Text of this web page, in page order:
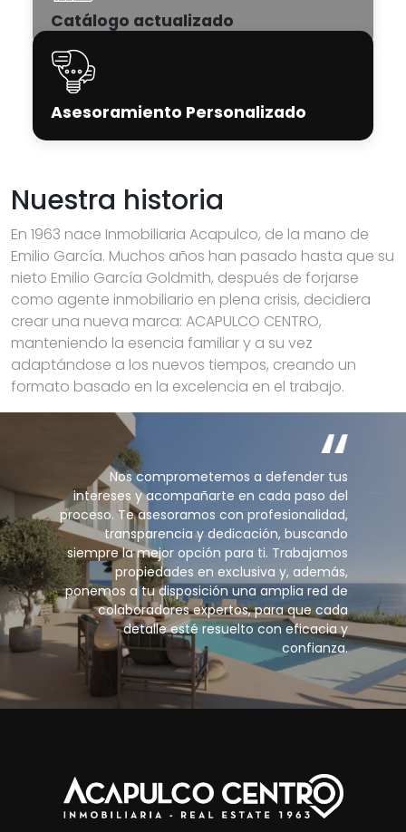
Catálogo actualizado
Asesoramiento Personalizado
Nuestra historia
En 1963 nace Inmobiliaria Acapulco, de la mano de
Emilio García. Muchos años han pasado hasta que su
nieto Emilio García Goldmith, después de forjarse
como agente inmobiliario en plena crisis, decidiera
crear una nueva marca: ACAPULCO CENTRO,
manteniendo la esencia familiar y a su vez
adaptándose a los nuevos tiempos, creando un
formato basado en la excelencia en el trabajo.
Nos comprometemos a defender tus
intereses y acompañarte en cada paso del
proceso. Te asesoramos con profesionalidad,
transparencia y dedicación, buscando
siempre la mejor opción para ti. Trabajamos
propiedades en exclusiva y, además,
ponemos a tu disposición una amplia red de
colaboradores expertos, para que cada
detalle esté resuelto con eficacia y
confianza.